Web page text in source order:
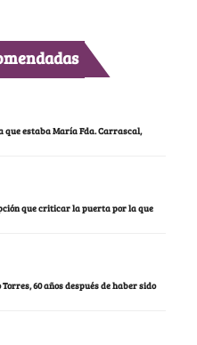
que estaba María Fda. Carrascal,
que criticar la puerta por la que
60 años después de haber sido